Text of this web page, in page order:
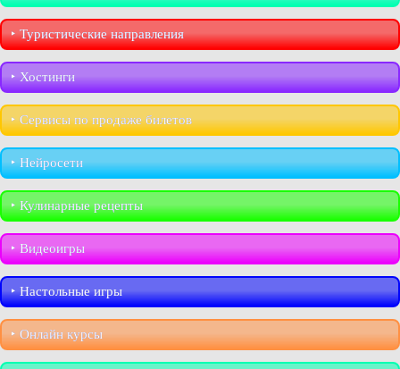
‣︎ Туристические направления
‣︎ Хостинги
‣︎ Сервисы по продаже билетов
‣︎ Нейросети
‣︎ Кулинарные рецепты
‣︎ Видеоигры
‣︎ Настольные игры
‣︎ Онлайн курсы